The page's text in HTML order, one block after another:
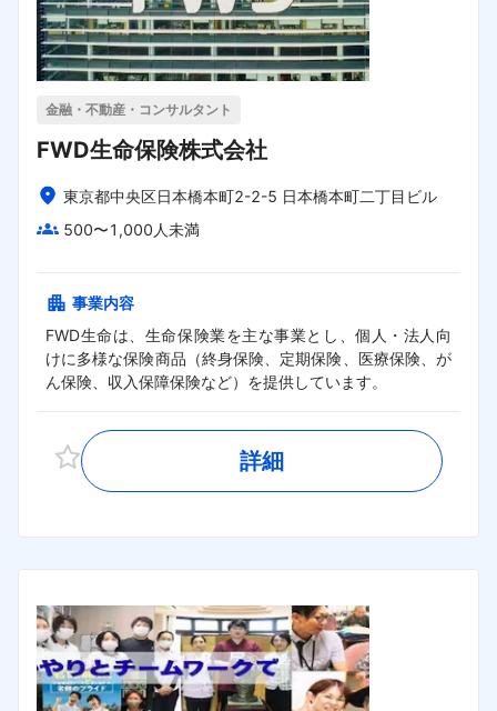
金融・不動産・コンサルタント
FWD生命保険株式会社
東京都中央区日本橋本町2-2-5 日本橋本町二丁目ビル
500〜1,000人未満
事業内容
FWD生命は、生命保険業を主な事業とし、個人・法人向
けに多様な保険商品（終身保険、定期保険、医療保険、が
ん保険、収入保障保険など）を提供しています。
詳細